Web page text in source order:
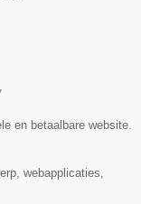
en betaalbare website.
webapplicaties,